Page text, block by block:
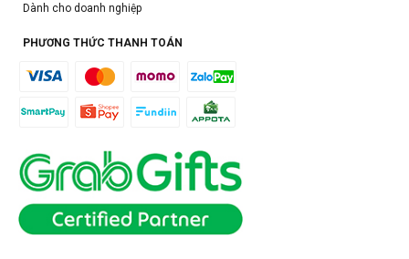
Dành cho doanh nghiệp
PHƯƠNG THỨC THANH TOÁN